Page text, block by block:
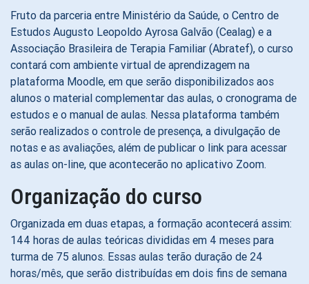
Fruto da parceria entre Ministério da Saúde, o Centro de
Estudos Augusto Leopoldo Ayrosa Galvão (Cealag) e a
Associação Brasileira de Terapia Familiar (Abratef), o curso
contará com ambiente virtual de aprendizagem na
plataforma Moodle, em que serão disponibilizados aos
alunos o material complementar das aulas, o cronograma de
estudos e o manual de aulas. Nessa plataforma também
serão realizados o controle de presença, a divulgação de
notas e as avaliações, além de publicar o link para acessar
as aulas on-line, que acontecerão no aplicativo Zoom.
Organização do curso
Organizada em duas etapas, a formação acontecerá assim:
144 horas de aulas teóricas divididas em 4 meses para
turma de 75 alunos. Essas aulas terão duração de 24
horas/mês, que serão distribuídas em dois fins de semana